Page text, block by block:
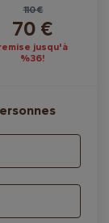
110 €
70 €
jusqu'à
%36!